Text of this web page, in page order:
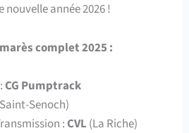
année 2026 !
complet 2025 :
CG Pumptrack
Senoch)
:CVL(La Riche)